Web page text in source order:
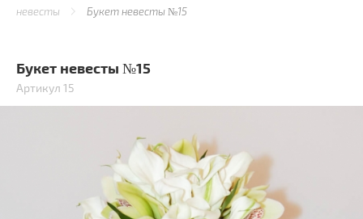
невесты
Букет невесты №15
Букет невесты №15
Артикул 15